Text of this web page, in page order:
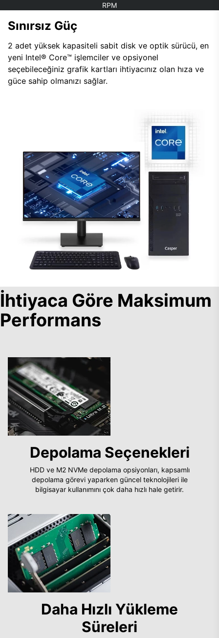
RPM
Sınırsız Güç
2 adet yüksek kapasiteli sabit disk ve optik sürücü, en
yeni Intel® Core™ işlemciler ve opsiyonel
seçebileceğiniz grafik kartları ihtiyacınız olan hıza ve
güce sahip olmanızı sağlar.
İhtiyaca Göre Maksimum
Performans
Depolama Seçenekleri
HDD ve M2 NVMe depolama opsiyonları, kapsamlı
depolama görevi yaparken güncel teknolojileri ile
bilgisayar kullanımını çok daha hızlı hale getirir.
Daha Hızlı Yükleme
Süreleri